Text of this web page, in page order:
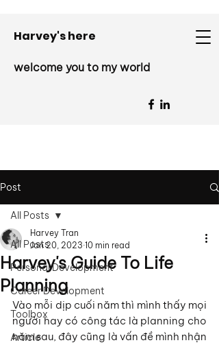
Harvey's here
welcome you to my world
Post
All Posts
Personal Development
Career Development
Toolbox
Article
All Posts
Harvey's Guide To Life
Planning
Harvey Tran
Jan 20, 2023 10 min read
Vào mỗi dịp cuối năm thì mình thấy mọi
người hay có công tác là planning cho
năm sau, đây cũng là vấn đề mình nhận